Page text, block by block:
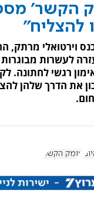
הקשר'
להצליח"
וירטואלי מרתק,
לעשרות
רגשי לחתונה.
את הדרך שלהן
עומק הקשר